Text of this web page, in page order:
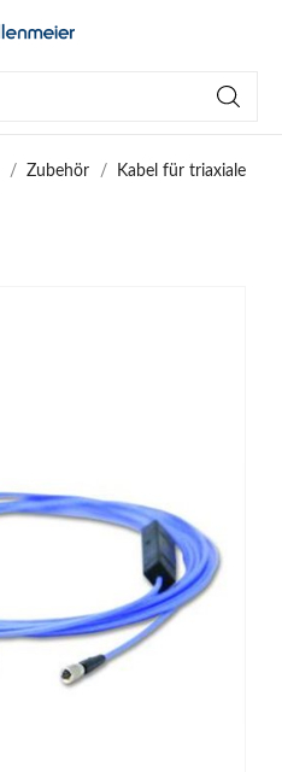
Zubehör
Kabel für triaxiale